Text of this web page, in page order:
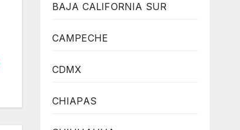
BAJA CALIFORNIA SUR
CAMPECHE
CDMX
CHIAPAS